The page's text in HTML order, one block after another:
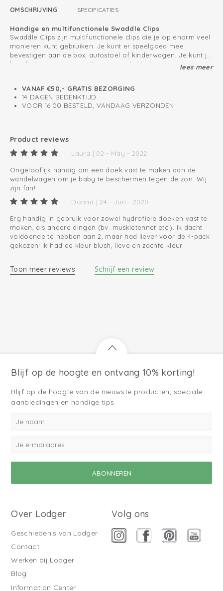
OMSCHRIJVING SPECIFICATIES
Handige en multifunctionele Swaddle Clips
Swaddle Clips zijn multifunctionele clips die je op enorm veel
manieren kunt gebruiken. Je kunt er speelgoed mee
bevestigen aan de box, autostoel of kinderwagen. Je kunt je
boodschappentas vast clippen aan de kinderwagen en je
doek zodat je jouw kindje kan afschermen van
weersinvloeden en prikkels van buitenaf. Hierdoor kan je
baby rustig slapen in de maxi cosi of kinderwagen. Let op
lees meer
VANAF €50,- GRATIS BEZORGING
14 DAGEN BEDENKTIJD
VOOR 16:00 BESTELD, VANDAAG VERZONDEN
Product reviews
Laura | 02 - May - 2022
Ongelooflijk handig om een doek vast te maken aan de
wandelwagen om je baby te beschermen tegen de zon. Wij
zijn fan!
Donna | 24 - Jun - 2020
Erg handig in gebruik voor zowel hydrofiele doeken vast te
maken, als andere dingen (bv. muskietennet etc.). Ik dacht
voldoende te hebben aan 2, maar had liever voor de 4-pack
gekozen! Ik had de kleur blush, lieve en zachte kleur.
Toon meer reviews Schrijf een review
Blijf op de hoogte en ontvang 10% korting!
Blijf op de hoogte van de nieuwste producten, speciale
aanbiedingen en handige tips.
Over Lodger
Geschiedenis van Lodger
Contact
Werken bij Lodger
Blog
Information Center
Volg ons